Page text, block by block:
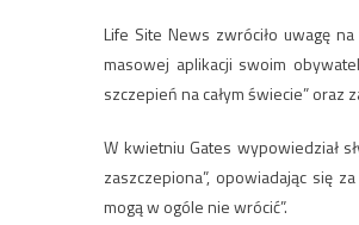
Life Site News zwróciło uwagę
masowej aplikacji swoim
szczepień na całym świecie”
W kwietniu Gates wypowiedział
zaszczepiona”, opowiadając się
mogą w ogóle nie wrócić”.